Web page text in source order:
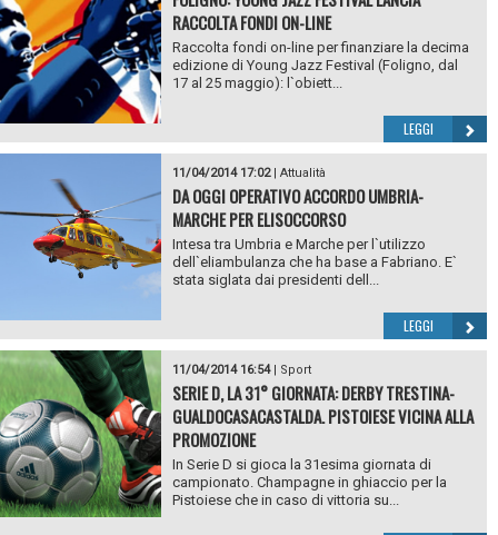
RACCOLTA FONDI ON-LINE
Raccolta fondi on-line per finanziare la decima
edizione di Young Jazz Festival (Foligno, dal
17 al 25 maggio): l`obiett...
LEGGI
11/04/2014 17:02| Attualità
DA OGGI OPERATIVO ACCORDO UMBRIA-
MARCHE PER ELISOCCORSO
Intesa tra Umbria e Marche per l`utilizzo
dell`eliambulanza che ha base a Fabriano. E`
stata siglata dai presidenti dell...
LEGGI
11/04/2014 16:54| Sport
SERIE D, LA 31° GIORNATA: DERBY TRESTINA-
GUALDOCASACASTALDA. PISTOIESE VICINA ALLA
PROMOZIONE
In Serie D si gioca la 31esima giornata di
campionato. Champagne in ghiaccio per la
Pistoiese che in caso di vittoria su...